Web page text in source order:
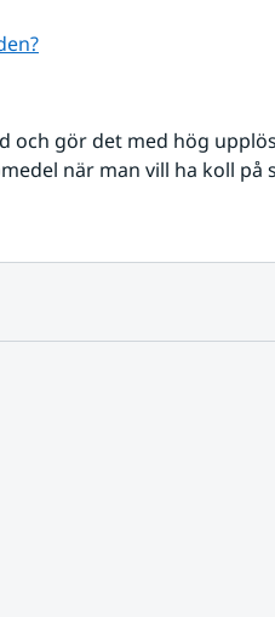
och gör det med hög
när man vill ha koll på